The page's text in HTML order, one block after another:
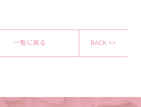
一覧に戻る BACK >>